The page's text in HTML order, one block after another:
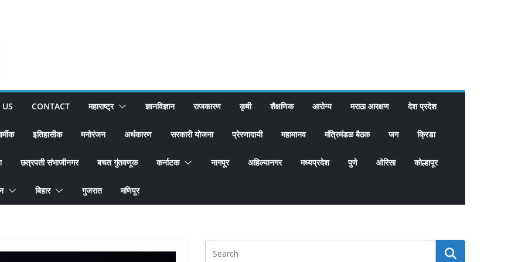
CONTACT महाराष्ट्र ज्ञानविज्ञान राजकारण कृषी शैक्षणिक आरोग्य मराठा आरक्षण देश प्रदेश
इतिहासीक मनोरंजन अर्थकारण सरकारी योजना प्रेरणादायी महामानव मंत्रिमंडळ बैठक जग क्रिडा
छत्रपती संभाजीनगर बचत गुंतवणूक कर्नाटक नागपूर अहिल्यानगर मध्यप्रदेश पुणे ओरिसा कोल्हापूर
बिहार गुजरात मणिपूर